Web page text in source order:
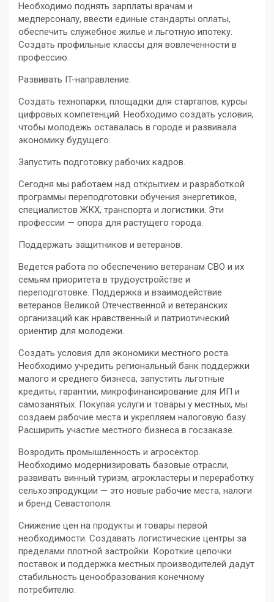
Необходимо поднять зарплаты врачам и
медперсоналу, ввести единые стандарты оплаты,
обеспечить служебное жилье и льготную ипотеку.
Создать профильные классы для вовлеченности в
профессию.
Развивать IT-направление.
Создать технопарки, площадки для стартапов, курсы
цифровых компетенций. Необходимо создать условия,
чтобы молодежь оставалась в городе и развивала
экономику будущего.
Запустить подготовку рабочих кадров.
Сегодня мы работаем над открытием и разработкой
программы переподготовки обучения энергетиков,
специалистов ЖКХ, транспорта и логистики. Эти
профессии — опора для растущего города.
Поддержать защитников и ветеранов.
Ведется работа по обеспечению ветеранам СВО и их
семьям приоритета в трудоустройстве и
переподготовке. Поддержка и взаимодействие
ветеранов Великой Отечественной и ветеранских
организаций как нравственный и патриотический
ориентир для молодежи.
Создать условия для экономики местного роста.
Необходимо учредить региональный банк поддержки
малого и среднего бизнеса, запустить льготные
кредиты, гарантии, микрофинансирование для ИП и
самозанятых. Покупая услуги и товары у местных, мы
создаем рабочие места и укрепляем налоговую базу.
Расширить участие местного бизнеса в госзаказе.
Возродить промышленность и агросектор.
Необходимо модернизировать базовые отрасли,
развивать винный туризм, агрокластеры и переработку
сельхозпродукции — это новые рабочие места, налоги
и бренд Севастополя.
Снижение цен на продукты и товары первой
необходимости. Создавать логистические центры за
пределами плотной застройки. Короткие цепочки
поставок и поддержка местных производителей дадут
стабильность ценообразования конечному
потребителю.